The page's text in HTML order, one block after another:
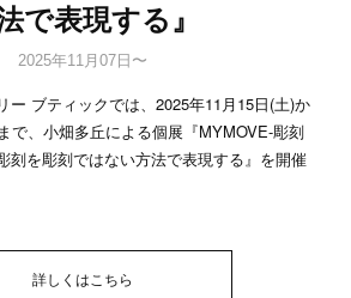
で表現する』
2025年11月07日〜
ー ブティックでは、2025年11月15日(土)か
で、小畑多丘による個展『MYMOVE-彫刻
刻を彫刻ではない方法で表現する』を開催
詳しくはこちら